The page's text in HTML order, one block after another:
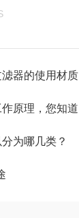
使用材质进行说明
理，您知道吗？
为哪几类？